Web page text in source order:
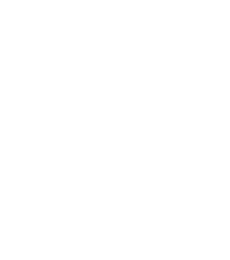
documentazione